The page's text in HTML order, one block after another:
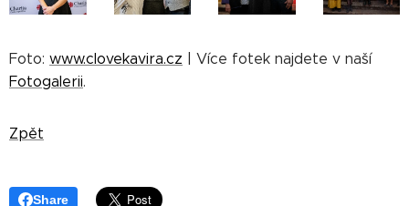
Foto: www.clovekavira.cz | Více fotek najdete v naší
Fotogalerii.
Zpět
Share